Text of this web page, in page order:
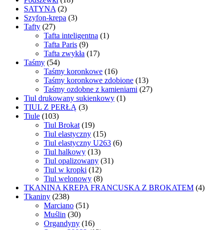
SATYNA (2)
Szyfon-krepa (3)
Tafty (27)
Tafta inteligentna (1)
Tafta Paris (9)
Tafta zwykła (17)
Taśmy (54)
Taśmy koronkowe (16)
Taśmy koronkowe zdobione (13)
Taśmy ozdobne z kamieniami (27)
Tiul drukowany sukienkowy (1)
TIUL Z PERŁĄ (3)
Tiule (103)
Tiul Brokat (19)
Tiul elastyczny (15)
Tiul elastyczny U263 (6)
Tiul halkowy (13)
Tiul opalizowany (31)
Tiul w kropki (12)
Tiul welonowy (8)
TKANINA KREPA FRANCUSKA Z BROKATEM (4)
Tkaniny (238)
Marciano (51)
Muślin (30)
Organdyny (16)